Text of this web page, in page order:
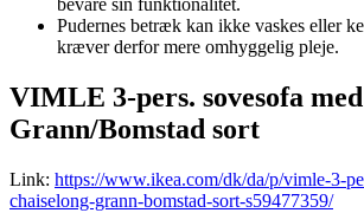
bevare sin funktionalitet.
Pudernes betræk kan ikke vaskes eller
kræver derfor mere omhyggelig pleje.
VIMLE 3-pers. sovesofa
Grann/Bomstad sort
Link: https://www.ikea.com/dk/da/p/vimle-3-
chaiselong-grann-bomstad-sort-s59477359/